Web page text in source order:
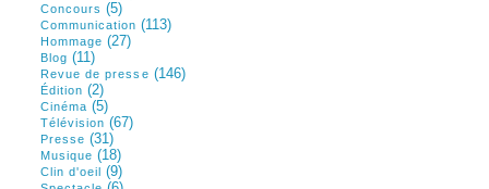
Concours (5)
Communication (113)
Hommage (27)
Blog (11)
Revue de presse (146)
Édition (2)
Cinéma (5)
Télévision (67)
Presse (31)
Musique (18)
Clin d'oeil (9)